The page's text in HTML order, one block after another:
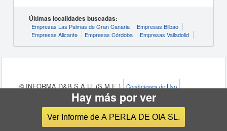
Últimas localidades buscadas:
Empresas Las Palmas de Gran Canaria
Empresas Bilbao
Empresas Alicante
Empresas Córdoba Empresas Valladolid
© INFORMA D&B S.A.U. (S.M.E.)
Condiciones de Uso
Política de Privacidad
Política de Cookies Configuración de cookies
eInforma, marca deINFORMA D&B S.A.U. (S.M.E.), es el
Hay más por ver
Ver Informe de A PERLA DE OIA SL.